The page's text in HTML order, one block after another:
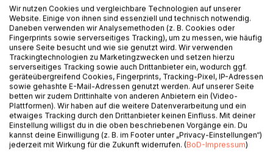
BESCHREIBUNG
Dieses herrliche Buch hat mich auf eine poetisch-
philosophische Reise durch die Vielfalt und Schönheit der
Wir nutzen Cookies und vergleichbare Technologien auf unserer
Website. Einige von ihnen sind essenziell und technisch notwendig.
Daneben verwenden wir Analysemethoden (z. B. Cookies oder
Fingerprints sowie serverseitiges Tracking), um zu messen, wie häufig
unsere Seite besucht und wie sie genutzt wird. Wir verwenden
Trackingtechnologien zu Marketingzwecken und setzen hierzu
serverseitiges Tracking sowie auch Drittanbieter ein, wodurch ggf.
geräteübergreifend Cookies, Fingerprints, Tracking-Pixel, IP-Adressen
sowie gehashte E-Mail-Adressen genutzt werden. Auf unserer Seite
betten wir zudem Drittinhalte von anderen Anbietern ein (Video-
Plattformen). Wir haben auf die weitere Datenverarbeitung und ein
etwaiges Tracking durch den Drittanbieter keinen Einfluss. Mit deiner
Einstellung willigst du in die oben beschriebenen Vorgänge ein. Du
kannst deine Einwilligung (z. B. im Footer unter „Privacy-Einstellungen“)
jederzeit mit Wirkung für die Zukunft widerrufen. (BoD-Impressum)